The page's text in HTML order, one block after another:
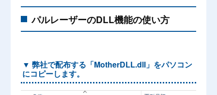
パルレーザーのDLL機能の使い方
▼ 弊社で配布する「MotherDLL.dll」をパソコン
にコピーします。